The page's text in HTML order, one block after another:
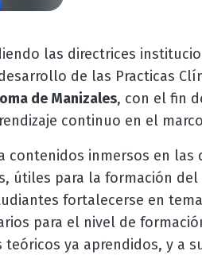
las directrices
de las Practicas
de Manizales, con el fin
continuo en el
contenidos inmersos en las
útiles para la formación
fortalecerse en
para el nivel de
ya aprendidos, y a